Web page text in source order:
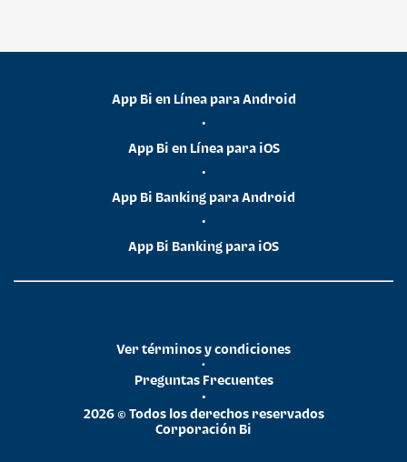
App Bi en Línea para Android
•
App Bi en Línea para iOS
•
App Bi Banking para Android
•
App Bi Banking para iOS
2026 © Todos los derechos reservados
Corporación Bi
•
Preguntas Frecuentes
•
Ver términos y condiciones